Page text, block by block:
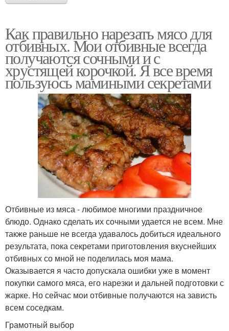
Как правильно нарезать мясо для
отбивных. Мои отбивные всегда
получаются сочными и с
хрустящей корочкой. Я все время
пользуюсь мамиными секретами
Отбивные из мяса - любимое многими праздничное
блюдо. Однако сделать их сочными удается не всем. Мне
также раньше не всегда удавалось добиться идеального
результата, пока секретами приготовления вкуснейших
отбивных со мной не поделилась моя мама.
Оказывается я часто допускала ошибки уже в момент
покупки самого мяса, его нарезки и дальней подготовки с
жарке. Но сейчас мои отбивные получаются на зависть
всем соседкам.
Грамотный выбор